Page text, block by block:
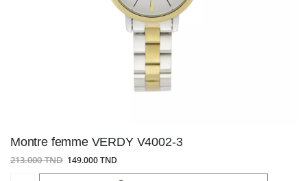
Montre femme VERDY V4002-3
213.000 TND 149.000 TND